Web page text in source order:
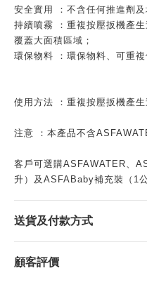
安全實用 ：不含任何推進劑及
持續噴霧 ：重複按壓扳機產
覆蓋大面積區域；
環保物料 ：環保物料、可重複
使用方法 ：重複按壓扳機產生
注意 ：本產品不含
客戶可選購ASFAWATER、
升）及ASFABaby補充裝（1
送貨及付款方式
顧客評價